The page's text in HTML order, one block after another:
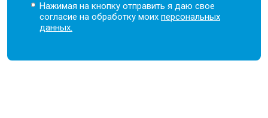
Нажимая на кнопку отправить я даю свое
согласие на обработку моихперсональных
данных.